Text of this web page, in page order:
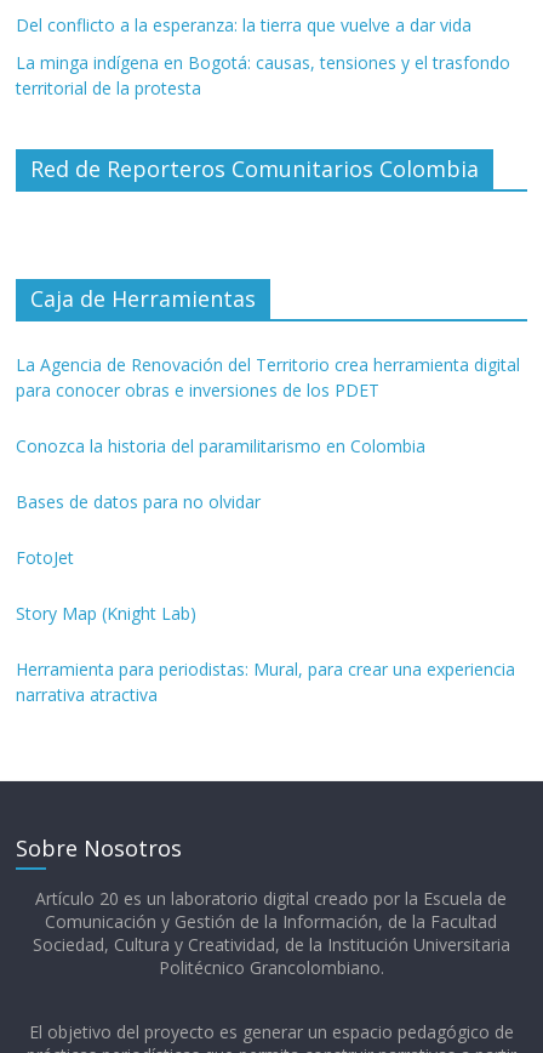
Del conflicto a la esperanza: la tierra que vuelve a dar vida
La minga indígena en Bogotá: causas, tensiones y el trasfondo
territorial de la protesta
Red de Reporteros Comunitarios Colombia
Caja de Herramientas
La Agencia de Renovación del Territorio crea herramienta digital
para conocer obras e inversiones de los PDET
Conozca la historia del paramilitarismo en Colombia
Bases de datos para no olvidar
FotoJet
Story Map (Knight Lab)
Herramienta para periodistas: Mural, para crear una experiencia
narrativa atractiva
Sobre Nosotros
Artículo 20 es un laboratorio digital creado por la Escuela de
Comunicación y Gestión de la Información, de la Facultad
Sociedad, Cultura y Creatividad, de la Institución Universitaria
Politécnico Grancolombiano.​
El objetivo del proyecto es generar un espacio pedagógico de